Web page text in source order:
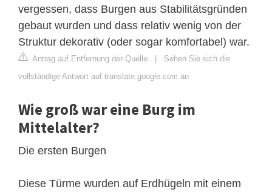
vergessen, dass Burgen aus Stabilitätsgründen
gebaut wurden und dass relativ wenig von der
Struktur dekorativ (oder sogar komfortabel) war.
Antrag auf Entfernung der Quelle
Sehen Sie sich die
vollständige Antwort auf translate.google.com an
Wie groß war eine Burg im
Mittelalter?
Die ersten Burgen
Diese Türme wurden auf Erdhügeln mit einem